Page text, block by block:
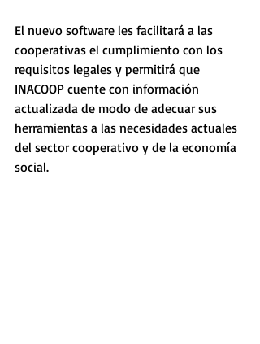
El nuevo software les facilitará a las
cooperativas el cumplimiento con los
requisitos legales y permitirá que
INACOOP cuente con información
actualizada de modo de adecuar sus
herramientas a las necesidades actuales
del sector cooperativo y de la economía
social.